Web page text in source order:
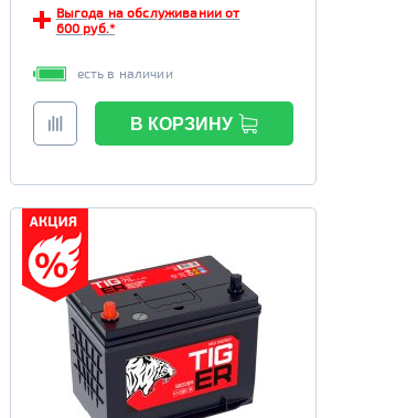
Выгода на обслуживании от
600 руб.*
есть в наличии
В КОРЗИНУ